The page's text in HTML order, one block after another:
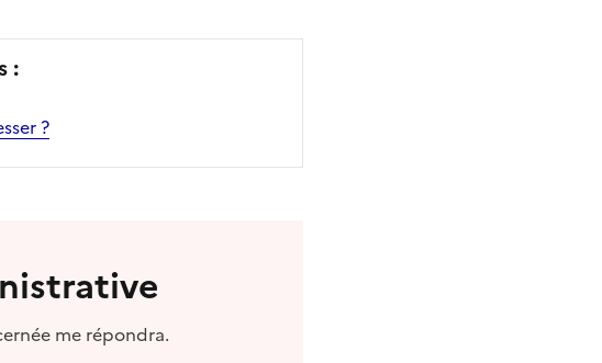
:
?
me répondra.